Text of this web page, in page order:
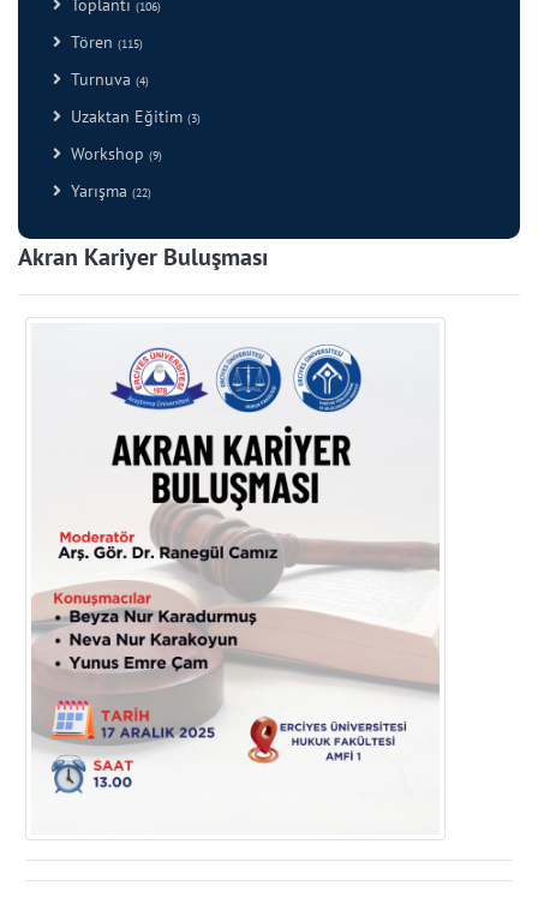
Toplantı (106)
Tören (115)
Turnuva (4)
Uzaktan Eğitim (3)
Workshop (9)
Yarışma (22)
Akran Kariyer Buluşması